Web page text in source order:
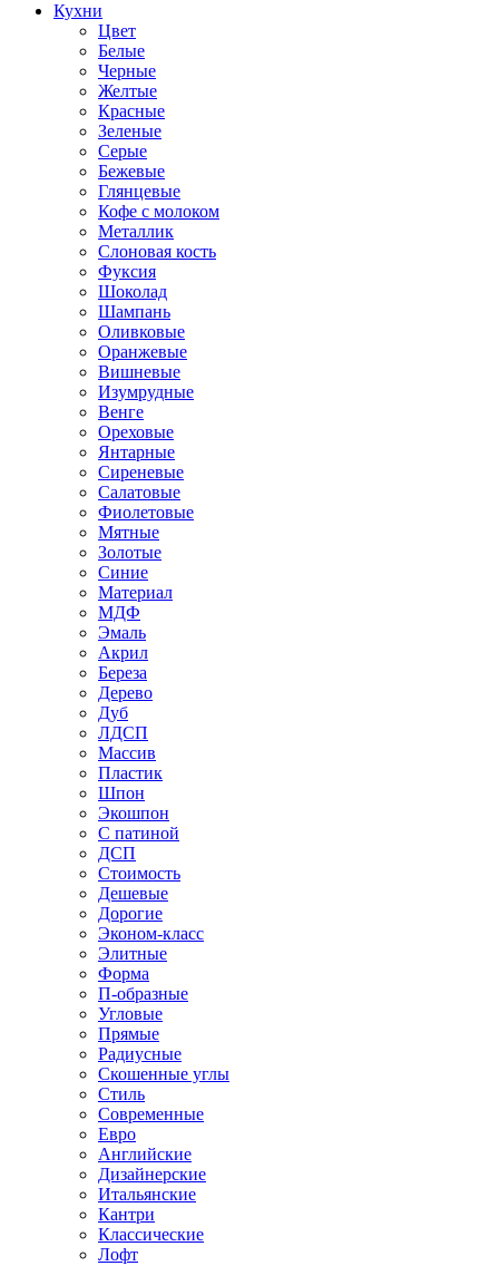
Кухни
Цвет
Белые
Черные
Желтые
Красные
Зеленые
Серые
Бежевые
Глянцевые
Кофе с молоком
Металлик
Слоновая кость
Фуксия
Шоколад
Шампань
Оливковые
Оранжевые
Вишневые
Изумрудные
Венге
Ореховые
Янтарные
Сиреневые
Салатовые
Фиолетовые
Мятные
Золотые
Синие
Материал
МДФ
Эмаль
Акрил
Береза
Дерево
Дуб
ЛДСП
Массив
Пластик
Шпон
Экошпон
С патиной
ДСП
Стоимость
Дешевые
Дорогие
Эконом-класс
Элитные
Форма
П-образные
Угловые
Прямые
Радиусные
Скошенные углы
Стиль
Современные
Евро
Английские
Дизайнерские
Итальянские
Кантри
Классические
Лофт